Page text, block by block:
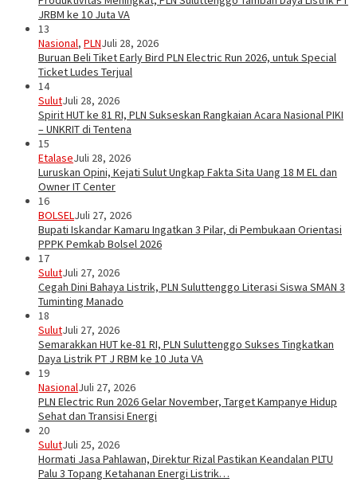
JRBM ke 10 Juta VA
13
Nasional, PLNJuli 28, 2026
Buruan Beli Tiket Early Bird PLN Electric Run 2026, untuk Special
Ticket Ludes Terjual
14
SulutJuli 28, 2026
Spirit HUT ke 81 RI, PLN Sukseskan Rangkaian Acara Nasional PIKI
– UNKRIT di Tentena
15
EtalaseJuli 28, 2026
Luruskan Opini, Kejati Sulut Ungkap Fakta Sita Uang 18 M EL dan
Owner IT Center
16
BOLSELJuli 27, 2026
Bupati Iskandar Kamaru Ingatkan 3 Pilar, di Pembukaan Orientasi
PPPK Pemkab Bolsel 2026
17
SulutJuli 27, 2026
Cegah Dini Bahaya Listrik, PLN Suluttenggo Literasi Siswa SMAN 3
Tuminting Manado
18
SulutJuli 27, 2026
Semarakkan HUT ke-81 RI, PLN Suluttenggo Sukses Tingkatkan
Daya Listrik PT J RBM ke 10 Juta VA
19
NasionalJuli 27, 2026
PLN Electric Run 2026 Gelar November, Target Kampanye Hidup
Sehat dan Transisi Energi
20
SulutJuli 25, 2026
Hormati Jasa Pahlawan, Direktur Rizal Pastikan Keandalan PLTU
Palu 3 Topang Ketahanan Energi Listrik…